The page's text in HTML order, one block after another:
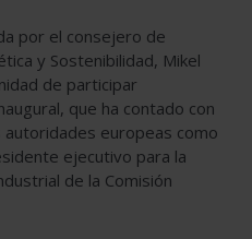
por el consejero de
y Sostenibilidad, Mikel
de participar
que ha contado con
europeas como
ejecutivo para la
de la Comisión